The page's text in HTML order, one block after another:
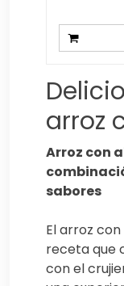
arroz
Arroz con
sabores
El arroz
receta que
con el